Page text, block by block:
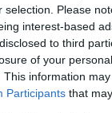
selection. Please
interest-based
to third
of your
This information
Participants that